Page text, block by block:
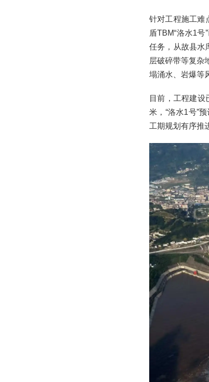
针对工程施工难
盾TBM“洛水1
任务，从故县水
层破碎带等复杂
塌涌水、岩爆等
目前，工程建
米，“洛水1号”
工期规划有序推